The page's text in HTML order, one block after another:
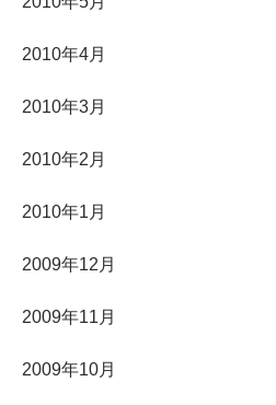
2010年4月
2010年3月
2010年2月
2010年1月
2009年12月
2009年11月
2009年10月